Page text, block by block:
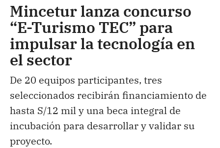
Mincetur lanza concurso
“E-Turismo TEC” para
impulsar la tecnología en
el sector
De 20 equipos participantes, tres
seleccionados recibirán financiamiento de
hasta S/12 mil y una beca integral de
incubación para desarrollar y validar su
proyecto.